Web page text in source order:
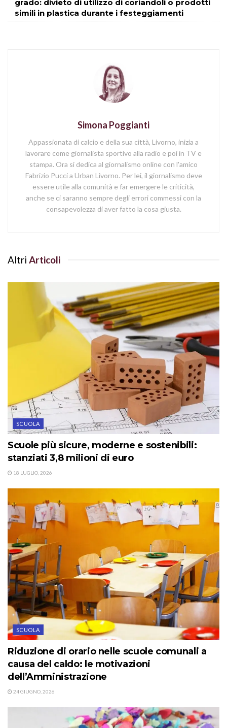
grado: divieto di utilizzo di coriandoli o prodotti
simili in plastica durante i festeggiamenti
Simona Poggianti
Appassionata di calcio e della sua città, Livorno, inizia a
lavorare come giornalista sportivo alla radio e poi in TV e
stampa. Ora si dedica al giornalismo online con l'amico
Fabrizio Pucci a Urban Livorno. Per lei, il giornalismo deve
essere utile alla comunità e far emergere le criticità,
anche se ci saranno sempre degli errori commessi con la
consapevolezza di aver fatto la cosa giusta.
Altri Articoli
SCUOLA
Scuole più sicure, moderne e sostenibili:
stanziati 3,8 milioni di euro
18 LUGLIO, 2026
SCUOLA
Riduzione di orario nelle scuole comunali a
causa del caldo: le motivazioni
dell’Amministrazione
24 GIUGNO, 2026